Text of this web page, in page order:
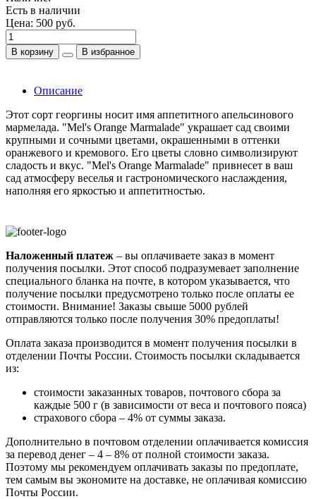
Есть в наличии
Цена: 500 руб.
В корзину В избранное
Описание
Этот сорт георгины носит имя аппетитного апельсинового
мармелада. "Mel's Orange Marmalade" украшает сад своими
крупными и сочными цветами, окрашенными в оттенки
оранжевого и кремового. Его цветы словно символизируют
сладость и вкус. "Mel's Orange Marmalade" привнесет в ваш
сад атмосферу веселья и гастрономического наслаждения,
наполняя его яркостью и аппетитностью.
Наложенный платеж – вы оплачиваете заказ в момент
получения посылки. Этот способ подразумевает заполнение
специального бланка на почте, в котором указывается, что
получение посылки предусмотрено только после оплаты ее
стоимости. Внимание! Заказы свыше 5000 рублей
отправляются только после получения 30% предоплаты!
Оплата заказа производится в момент получения посылки в
отделении Почты России. Стоимость посылки складывается
из:
стоимости заказанных товаров, почтового сбора за
каждые 500 г (в зависимости от веса и почтового пояса)
страхового сбора – 4% от суммы заказа.
Дополнительно в почтовом отделении оплачивается комиссия
за перевод денег – 4 – 8% от полной стоимости заказа.
Поэтому мы рекомендуем оплачивать заказы по предоплате,
тем самым вы экономите на доставке, не оплачивая комиссию
Почты России.